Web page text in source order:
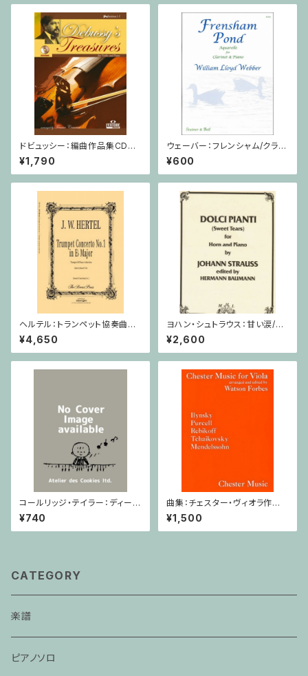
ドビュッシー：編曲作品集CD付
/ ヴァイオリン・ピアノ
¥1,790
ウェーバー：フレンシャム/クラリ
ネット・ピアノ
¥600
ヘルテル：トランペット協奏曲第1
番 変ホ長調/トランペット・ピア
ノ
¥4,650
ヨハン・シュトラウス：甘い涙/ホ
ルン・ピアノ
¥2,600
コールリッジ・テイラー：ディープ
リバー Op.59,No.10 / ヴァイオ
リン・ピアノ
¥740
曲集：チェスター・ヴィオラ作品
集 / ヴィオラ・ピアノ
¥1,500
CATEGORY
楽譜
ピアノソロ